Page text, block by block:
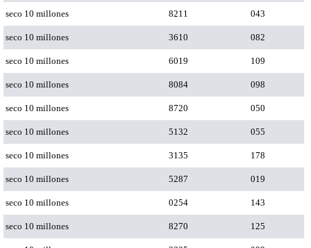
seco 10 millones 8211 043
seco 10 millones 3610 082
seco 10 millones 6019 109
seco 10 millones 8084 098
seco 10 millones 8720 050
seco 10 millones 5132 055
seco 10 millones 3135 178
seco 10 millones 5287 019
seco 10 millones 0254 143
seco 10 millones 8270 125